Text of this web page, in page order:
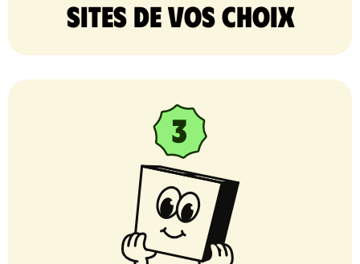
sites de vos choix